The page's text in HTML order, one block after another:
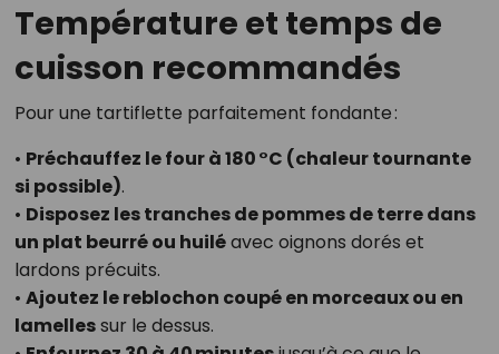
Température et temps de
cuisson recommandés
Pour une tartiflette parfaitement fondante :
• Préchauffez le four à 180 °C (chaleur tournante
si possible).
• Disposez les tranches de pommes de terre dans
un plat beurré ou huiléavec oignons dorés et
lardons précuits.
• Ajoutez le reblochon coupé en morceaux ou en
lamellessur le dessus.